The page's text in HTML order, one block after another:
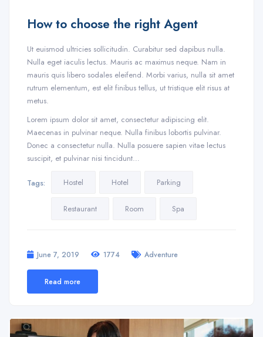
How to choose the right Agent
Ut euismod ultricies sollicitudin. Curabitur sed dapibus nulla.
Nulla eget iaculis lectus. Mauris ac maximus neque. Nam in
mauris quis libero sodales eleifend. Morbi varius, nulla sit amet
rutrum elementum, est elit finibus tellus, ut tristique elit risus at
metus.
Lorem ipsum dolor sit amet, consectetur adipiscing elit.
Maecenas in pulvinar neque. Nulla finibus lobortis pulvinar.
Donec a consectetur nulla. Nulla posuere sapien vitae lectus
suscipit, et pulvinar nisi tincidunt…
Tags: Hostel Hotel Parking
Restaurant Room Spa
June 7, 2019 1774 Adventure
Read more